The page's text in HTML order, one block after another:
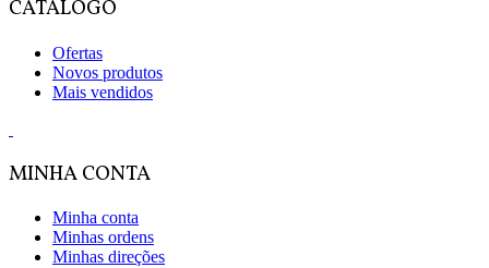
CATALOGO
Ofertas
Novos produtos
Mais vendidos
MINHA CONTA
Minha conta
Minhas ordens
Minhas direções